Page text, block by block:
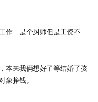
，是个厨师但是工资不
来我俩想好了等结婚了孩
象挣钱。